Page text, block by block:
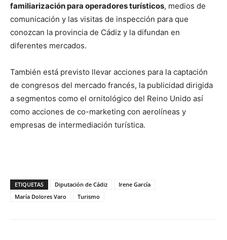
familiarización para operadores turísticos, medios de
comunicación y las visitas de inspección para que
conozcan la provincia de Cádiz y la difundan en
diferentes mercados.
También está previsto llevar acciones para la captación
de congresos del mercado francés, la publicidad dirigida
a segmentos como el ornitológico del Reino Unido así
como acciones de co-marketing con aerolíneas y
empresas de intermediación turística.
ETIQUETAS Diputación de Cádiz
Irene García
María Dolores Varo
Turismo